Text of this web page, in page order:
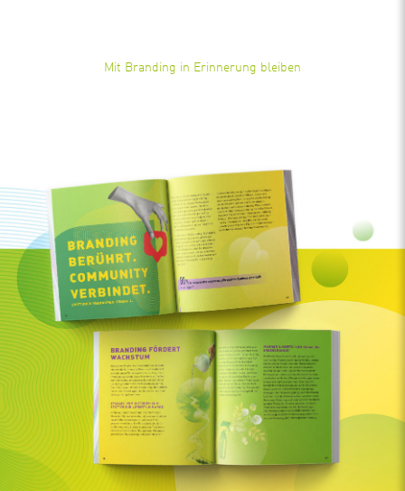
Mit Branding in Erinnerung bleiben